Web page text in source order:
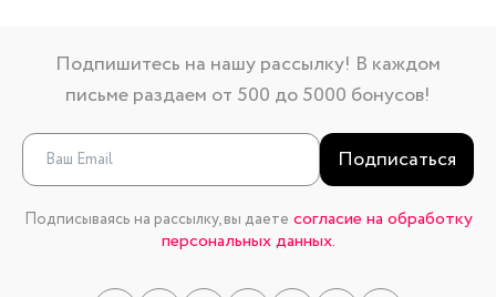
Подпишитесь на нашу рассылку! В каждом
письме раздаем от 500 до 5000 бонусов!
Подписаться
Подписываясь на рассылку, вы даете согласие на обработку
персональных данных.